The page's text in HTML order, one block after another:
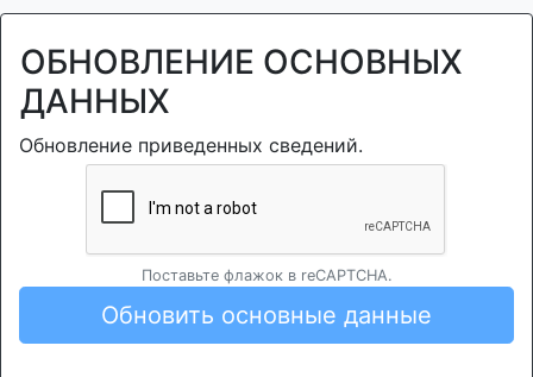
ОБНОВЛЕНИЕ ОСНОВНЫХ
ДАННЫХ
Обновление приведенных сведений.
Поставьте флажок в reCAPTCHA.
Обновить основные данные